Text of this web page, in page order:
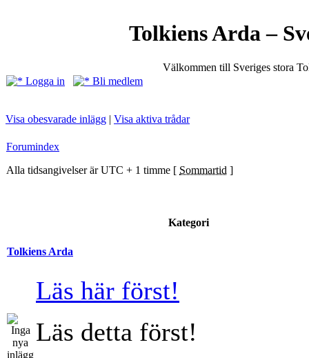
Tolkiens Arda –
Välkommen till Sveriges stora
Logga in
Bli medlem
Visa obesvarade inlägg | Visa aktiva trådar
Forumindex
Alla tidsangivelser är UTC + 1 timme [ Sommartid ]
Kategori
Tolkiens Arda
Läs här först!
Läs detta först!